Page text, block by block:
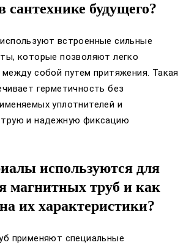
сантехнике будущего?
встроенные сильные
которые позволяют легко
собой путем притяжения. Такая
герметичность без
уплотнителей и
и надежную фиксацию
используются для
магнитных труб и как
их характеристики?
применяют специальные